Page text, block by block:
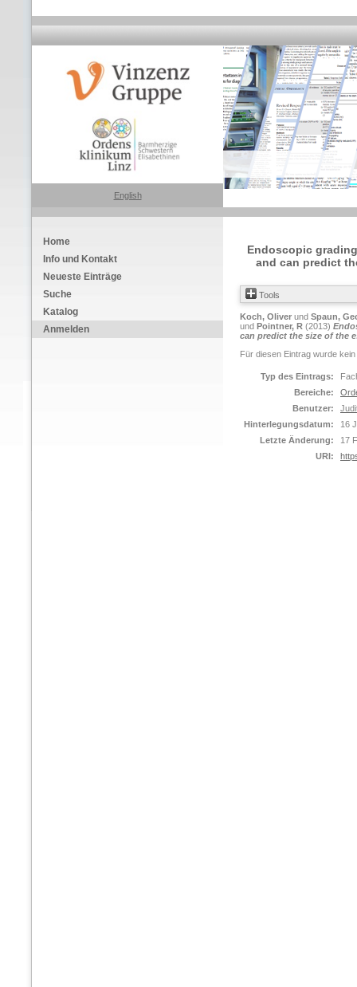
English
Home
Info und Kontakt
Neueste Einträge
Suche
Katalog
Anmelden
Endoscopic
and can predict
Tools
Koch, Oliver und Spaun,
und Pointner, R (2013)
can predict the size of the
Für diesen Eintrag wurde
Typ des Eintrags:
Bereiche:
Benutzer:
Hinterlegungsdatum:
16
Letzte Änderung:
17
URI: